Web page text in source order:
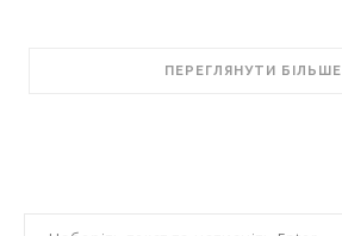
ПЕРЕГЛЯНУТИ БІЛЬШЕ